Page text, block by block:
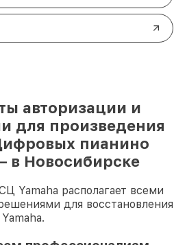
авторизации и
для произведения
пианино
в Новосибирске
Yamaha располагает всеми
для восстановления